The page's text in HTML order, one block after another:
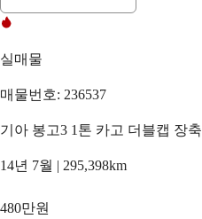
실매물
매물번호: 236537
기아 봉고3 1톤 카고 더블캡 장축
14년 7월 | 295,398km
480만원